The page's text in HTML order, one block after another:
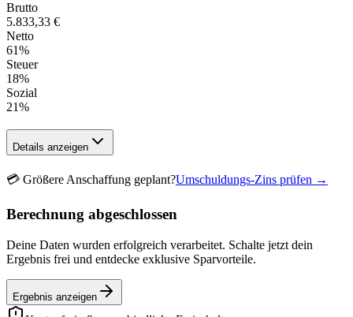
Brutto
5.833,33 €
Netto
61%
Steuer
18%
Sozial
21%
Details anzeigen
💳 Größere Anschaffung geplant?Umschuldungs-Zins prüfen →
Berechnung abgeschlossen
Deine Daten wurden erfolgreich verarbeitet. Schalte jetzt dein
Ergebnis frei und entdecke exklusive Sparvorteile.
Ergebnis anzeigen